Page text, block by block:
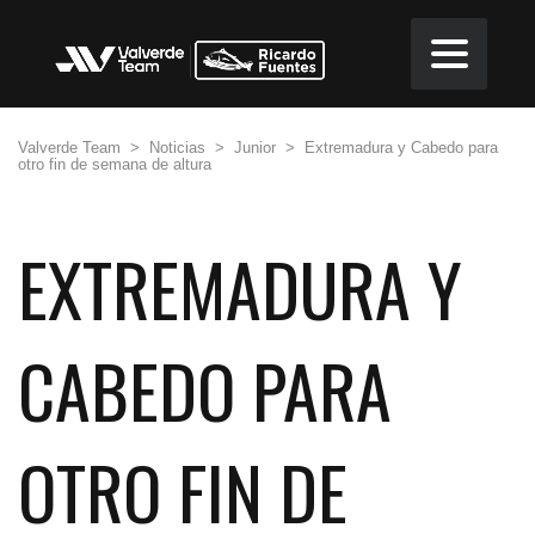
Valverde Team > Noticias > Junior >
Extremadura y Cabedo para
otro fin de semana de altura
EXTREMADURA Y
CABEDO PARA
OTRO FIN DE